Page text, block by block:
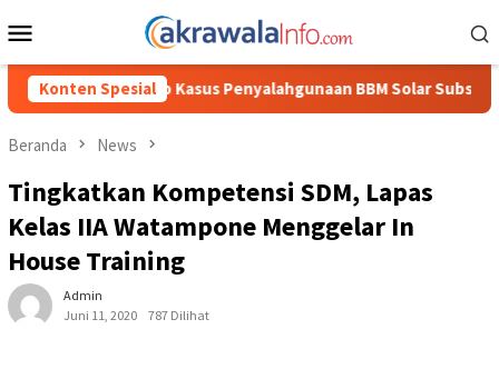
ke
Mobile
Konten Spesial
BBM Solar Subsidi, Kasat Reskrim Polres Toraja
Beranda News
Tingkatkan Kompetensi SDM, Lapas
Kelas IIA Watampone Menggelar In
House Training
Admin
Juni 11, 2020
787 Dilihat